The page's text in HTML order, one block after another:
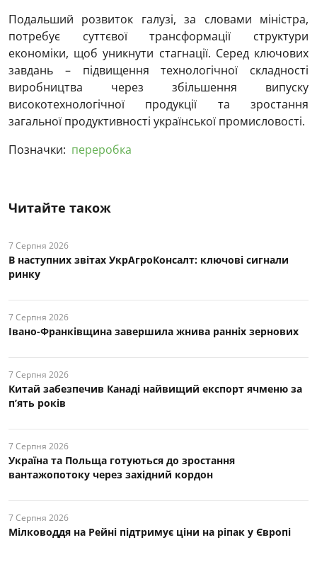
Подальший розвиток галузі, за словами міністра,
потребує суттєвої трансформації структури
економіки, щоб уникнути стагнації. Серед ключових
завдань – підвищення технологічної складності
виробництва через збільшення випуску
високотехнологічної продукції та зростання
загальної продуктивності української промисловості.
Позначки: переробка
Читайте також
7 Серпня 2026
В наступних звітах УкрАгроКонсалт: ключові cигнали
ринку
7 Серпня 2026
Івано-Франківщина завершила жнива ранніх зернових
7 Серпня 2026
Китай забезпечив Канаді найвищий експорт ячменю за
п’ять років
7 Серпня 2026
Україна та Польща готуються до зростання
вантажопотоку через західний кордон
7 Серпня 2026
Мілководдя на Рейні підтримує ціни на ріпак у Європі